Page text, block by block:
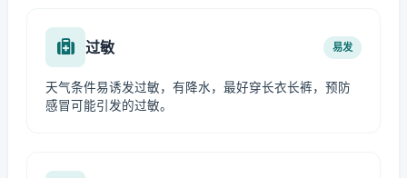
过敏 易发
天气条件易诱发过敏，有降水，最好穿长衣长裤，预防
感冒可能引发的过敏。